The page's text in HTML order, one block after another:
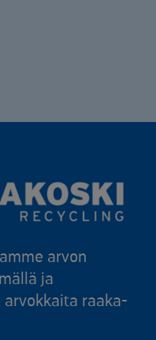
arvon
ja
raaka-